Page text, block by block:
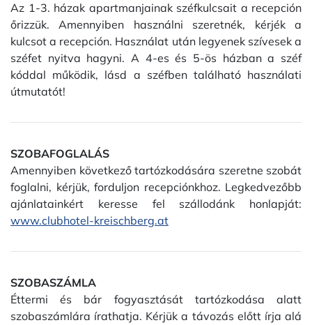
Az 1-3. házak apartmanjainak széfkulcsait a recepción
őrizzük. Amennyiben használni szeretnék, kérjék a
kulcsot a recepción. Használat után legyenek szívesek a
széfet nyitva hagyni. A 4-es és 5-ös házban a széf
kóddal működik, lásd a széfben található használati
útmutatót!
SZOBAFOGLALÁS
Amennyiben következő tartózkodására szeretne szobát
foglalni, kérjük, forduljon recepciónkhoz. Legkedvezőbb
ajánlatainkért keresse fel szállodánk honlapját:
www.clubhotel-kreischberg.at
SZOBASZÁMLA
Éttermi és bár fogyasztását tartózkodása alatt
szobaszámlára írathatja. Kérjük a távozás előtt írja alá